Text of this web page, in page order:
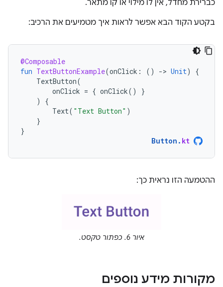
כברירת מחדל, אין לו מילוי או קו מתאר.
בקטע הקוד הבא אפשר לראות איך מטמיעים את הרכיב:
@Composable
fun TextButtonExample(onClick : () -> Unit)
{
TextButton(
onClick = { onClick()
}
)
{
Text( "Text Button" )
}
}
Button . kt
ההטמעה הזו נראית כך:
איור 6. כפתור טקסט.
מקורות מידע נוספים